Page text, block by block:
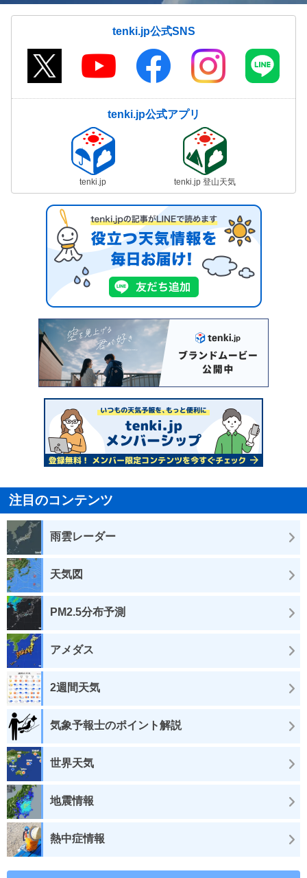
tenki.jp公式SNS
tenki.jp公式アプリ
tenki.jp tenki.jp 登山天気
注目のコンテンツ
雨雲レーダー
天気図
PM2.5分布予測
アメダス
2週間天気
気象予報士のポイント解説
世界天気
地震情報
熱中症情報